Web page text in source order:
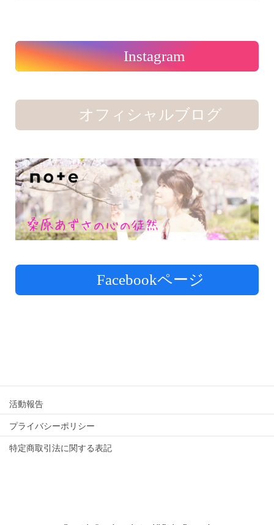
Instagram
オフィシャルブログ
Facebookページ
活動報告
プライバシーポリシー
特定商取引法に関する表記